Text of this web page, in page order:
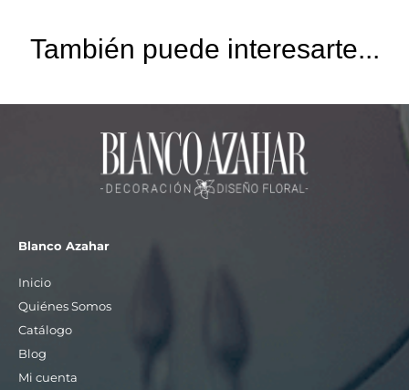
También puede interesarte...
Blanco Azahar
Inicio
Quiénes Somos
Catálogo
Blog
Mi cuenta